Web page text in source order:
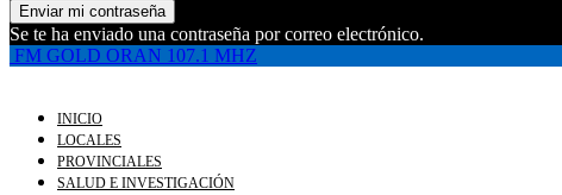
Se te ha enviado una contraseña por correo electrónico.
FM GOLD ORAN 107.1 MHZ
INICIO
LOCALES
PROVINCIALES
SALUD E INVESTIGACIÓN